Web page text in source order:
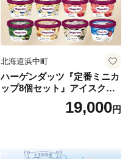
北海道浜中町
ハーゲンダッツ『定番ミニカ
ップ8個セット』アイスクリ
ーム アイス スイーツ デザー
19,000円